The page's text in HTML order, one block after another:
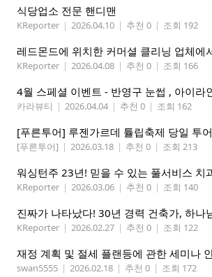
식당업소 전문 핸디맨
KReporter | 2026.04.10 | 추천 0 | 조회 192
KReporter | 2026.04.08 | 추천 0 | 조회 166
4월 스페셜 이벤트 - 반영구 눈썹 , 아이라
카라뷰티 | 2026.04.04 | 추천 0 | 조회 162
[푸른투어] 루젠가르데 튤립축제 당일 투
[푸른투어] | 2026.03.18 | 추천 0 | 조회 213
워싱턴주 23년! 믿을 수 있는 풀서비스 치
KReporter | 2026.03.06 | 추천 0 | 조회 140
KReporter | 2026.02.27 | 추천 0 | 조회 122
재정 계획 및 절세 플랜등에 관한 세미나
swan5555 | 2026.02.18 | 추천 0 | 조회 172